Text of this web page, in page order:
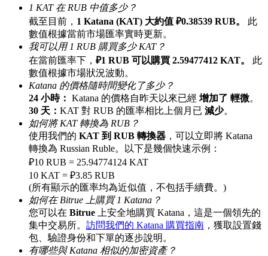
邀请好友
邀請朋友獲得現金獎勵
BTC 專享獎勵
1 KAT 在 RUB 中值多少？
截至目前， 1 Katana (KAT) 大約值 ₽0.38539 RUB。
此
數值根據當前市場匯率實時更新。
我可以用 1 RUB 購買多少 KAT？
在當前匯率下， ₽1 RUB 可以購買 2.59477412 KAT。
此
數值根據市場狀況波動。
Katana 的價格隨時間變化了多少？
24 小時： Katana 的價格自昨天以來已經 增加了 輕微。
30 天： KAT 對 RUB 的匯率相比上個月已 減少。
如何將 KAT 轉換為 RUB？
使用我們的 KAT 到 RUB 轉換器 ，可以立即將 Katana
轉換為 Russian Ruble。以下是幾個快速示例：
₽10 RUB = 25.94774124 KAT
10 KAT = ₽3.85 RUB
(所有顯示的匯率均為近似值，不包括手續費。)
如何在 Bitrue 上購買 1 Katana？
您可以在 Bitrue 上安全地購買 Katana，這是一個領先的
集中交易所。 訪問我們的 Katana 購買指南 ，獲取設置錢
包、驗證身份和下單的逐步說明。
有哪些與 Katana 相似的加密資產？